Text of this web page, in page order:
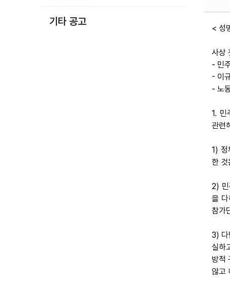
기타 공고
< 성
사상
- 민
- 이
- 노
1. 민
관련
1) 정
한 것
2) 민
을 다
참가
3) 다
실하
방적
않고